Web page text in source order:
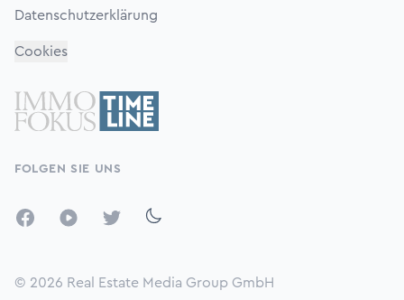
Datenschutzerklärung
Cookies
FOLGEN SIE UNS
FacebookYouTubeTwitter
© 2026 Real Estate Media Group GmbH